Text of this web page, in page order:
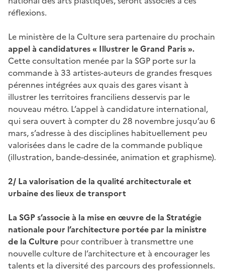
réflexions.
Le ministère de la Culture sera partenaire du prochain
appel à candidatures « Illustrer le Grand Paris ».
Cette consultation menée par la SGP porte sur la
commande à 33 artistes-auteurs de grandes fresques
pérennes intégrées aux quais des gares visant à
illustrer les territoires franciliens desservis par le
nouveau métro. L’appel à candidature international,
qui sera ouvert à compter du 28 novembre jusqu’au 6
mars, s’adresse à des disciplines habituellement peu
valorisées dans le cadre de la commande publique
(illustration, bande-dessinée, animation et graphisme).
2/ La valorisation de la qualité architecturale et
urbaine des lieux de transport
La SGP s’associe à la mise en œuvre de la Stratégie
nationale pour l’architecture portée par la ministre
de la Culture pour contribuer à transmettre une
nouvelle culture de l’architecture et à encourager les
talents et la diversité des parcours des professionnels.